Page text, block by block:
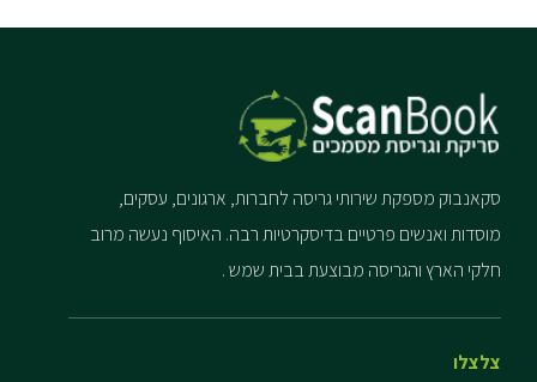
סקאנבוק מספקת שירותי גריסה לחברות, ארגונים, עסקים,
מוסדות ואנשים פרטיים בדיסקרטיות רבה. האיסוף נעשה מרוב
חלקי הארץ והגריסה מבוצעת בבית שמש .
צלצלו